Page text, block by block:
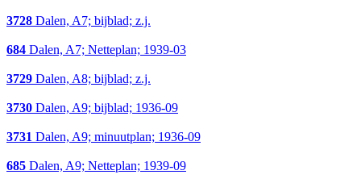
3728 Dalen, A7; bijblad; z.j.
684 Dalen, A7; Netteplan; 1939-03
3729 Dalen, A8; bijblad; z.j.
3730 Dalen, A9; bijblad; 1936-09
3731 Dalen, A9; minuutplan; 1936-09
685 Dalen, A9; Netteplan; 1939-09